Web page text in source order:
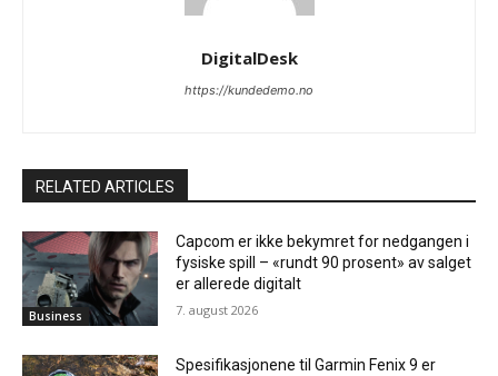
DigitalDesk
https://kundedemo.no
RELATED ARTICLES
Business
Capcom er ikke bekymret for nedgangen i
fysiske spill – «rundt 90 prosent» av salget
er allerede digitalt
7. august 2026
Spesifikasjonene til Garmin Fenix ​​9 er